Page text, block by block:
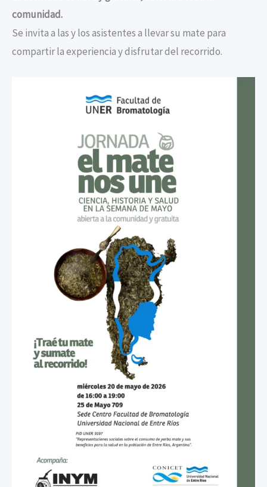
comunidad.
Se invita a las y los asistentes a llevar su mate para
compartir la experiencia y disfrutar del recorrido.